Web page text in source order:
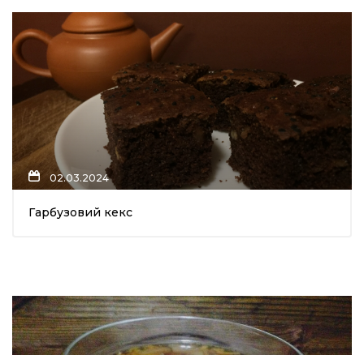
02.03.2024
Гарбузовий кекс